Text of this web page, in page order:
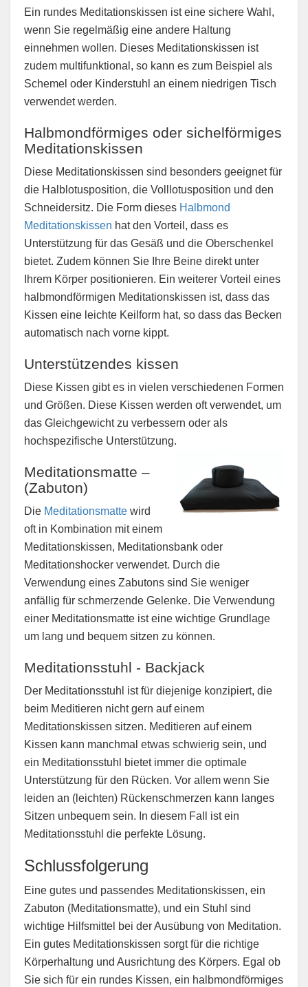
Ein rundes Meditationskissen ist eine sichere Wahl,
wenn Sie regelmäßig eine andere Haltung
einnehmen wollen. Dieses Meditationskissen ist
zudem multifunktional, so kann es zum Beispiel als
Schemel oder Kinderstuhl an einem niedrigen Tisch
verwendet werden.
Halbmondförmiges oder sichelförmiges
Meditationskissen
Diese Meditationskissen sind besonders geeignet für
die Halblotusposition, die Volllotusposition und den
Schneidersitz. Die Form dieses Halbmond
Meditationskissen hat den Vorteil, dass es
Unterstützung für das Gesäß und die Oberschenkel
bietet. Zudem können Sie Ihre Beine direkt unter
Ihrem Körper positionieren. Ein weiterer Vorteil eines
halbmondförmigen Meditationskissen ist, dass das
Kissen eine leichte Keilform hat, so dass das Becken
automatisch nach vorne kippt.
Unterstützendes kissen
Diese Kissen gibt es in vielen verschiedenen Formen
und Größen. Diese Kissen werden oft verwendet, um
das Gleichgewicht zu verbessern oder als
hochspezifische Unterstützung.
Meditationsmatte –
(Zabuton)
Die Meditationsmatte wird
oft in Kombination mit einem
Meditationskissen, Meditationsbank oder
Meditationshocker verwendet. Durch die
Verwendung eines Zabutons sind Sie weniger
anfällig für schmerzende Gelenke. Die Verwendung
einer Meditationsmatte ist eine wichtige Grundlage
um lang und bequem sitzen zu können.
Meditationsstuhl - Backjack
Der Meditationsstuhl ist für diejenige konzipiert, die
beim Meditieren nicht gern auf einem
Meditationskissen sitzen. Meditieren auf einem
Kissen kann manchmal etwas schwierig sein, und
ein Meditationsstuhl bietet immer die optimale
Unterstützung für den Rücken. Vor allem wenn Sie
leiden an (leichten) Rückenschmerzen kann langes
Sitzen unbequem sein. In diesem Fall ist ein
Meditationsstuhl die perfekte Lösung.
Schlussfolgerung
Eine gutes und passendes Meditationskissen, ein
Zabuton (Meditationsmatte), und ein Stuhl sind
wichtige Hilfsmittel bei der Ausübung von Meditation.
Ein gutes Meditationskissen sorgt für die richtige
Körperhaltung und Ausrichtung des Körpers. Egal ob
Sie sich für ein rundes Kissen, ein halbmondförmiges